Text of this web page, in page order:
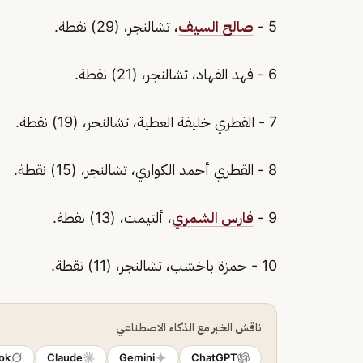
5 - صالح السيف، تشالنجر، (29) نقطة.
6 - فهد الفهاد، تشالنجر، (21) نقطة.
7 - القطري خليفة العطية، تشالنجر، (19) نقطة.
8 - القطري أحمد الكواري، تشالنجر، (15) نقطة.
9 - فارس الشمري، ألتيمت، (13) نقطة.
10 - حمزة باخشب، تشالنجر، (11) نقطة.
ناقش الخبر مع الذكاء الاصطناعي
ChatGPT
Gemini
Claude